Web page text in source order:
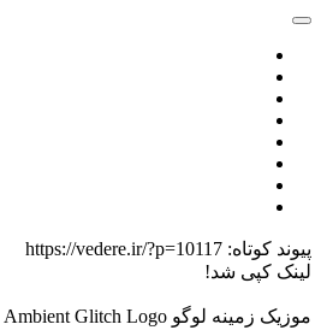
پیوند کوتاه: https://vedere.ir/?p=10117
لینک کپی شد!
موزیک زمینه لوگو Ambient Glitch Logo